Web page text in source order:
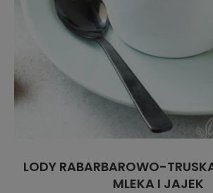
LODY RABARBAROWO-
MLEKA I JAJEK